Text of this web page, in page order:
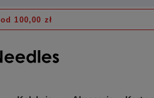
od 100,00 zł